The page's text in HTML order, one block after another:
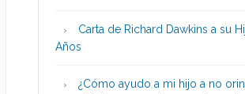
Carta de Richard Dawkins a su
Años
¿Cómo ayudo a mi hijo a no